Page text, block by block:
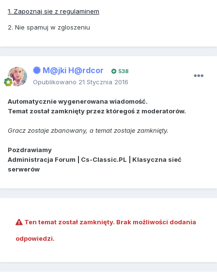
1. Zapoznaj sie z regulaminem
2. Nie spamuj w zgloszeniu
M@jki H@rdcor 538
Opublikowano 21 Stycznia 2016
Automatycznie wygenerowana wiadomość.
Temat został zamknięty przez któregoś z moderatorów.
Gracz zostaje zbanowany, a temat zostaje zamknięty.
Pozdrawiamy
Administracja Forum | Cs-Classic.PL | Klasyczna sieć
serwerów
Ten temat został zamknięty. Brak możliwości dodania
odpowiedzi.